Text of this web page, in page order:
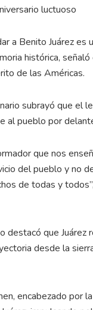
luctuoso
Benito Juárez es
histórica,
de las Américas.
subrayó que el
al pueblo por
que nos
del pueblo y no
de todas y
que Juárez
desde la
encabezado por